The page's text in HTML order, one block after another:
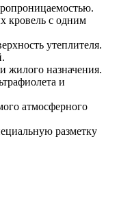
кровель с одним
утеплителя.
жилого назначения.
и
атмосферного
разметку